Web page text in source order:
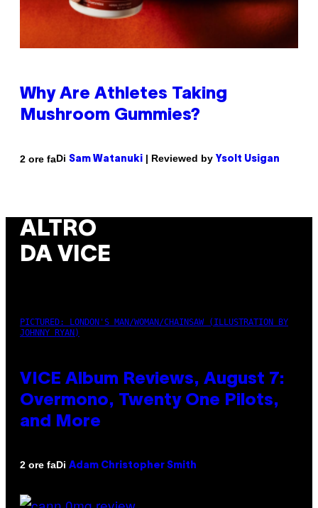
Why Are Athletes Taking
Mushroom Gummies?
2 ore faDi Sam Watanuki | Reviewed by Ysolt Usigan
ALTRO
DA VICE
PICTURED: LONDON'S MAN/WOMAN/CHAINSAW (ILLUSTRATION BY
JOHNNY RYAN)
VICE Album Reviews, August 7:
Overmono, Twenty One Pilots,
and More
2 ore faDi Adam Christopher Smith